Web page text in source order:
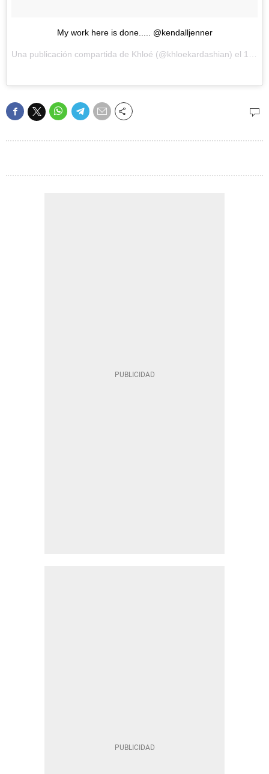
My work here is done..... @kendalljenner
Una publicación compartida de Khloé (@khloekardashian) el 15 de May de 2017 a la(s) 7:08 PDT